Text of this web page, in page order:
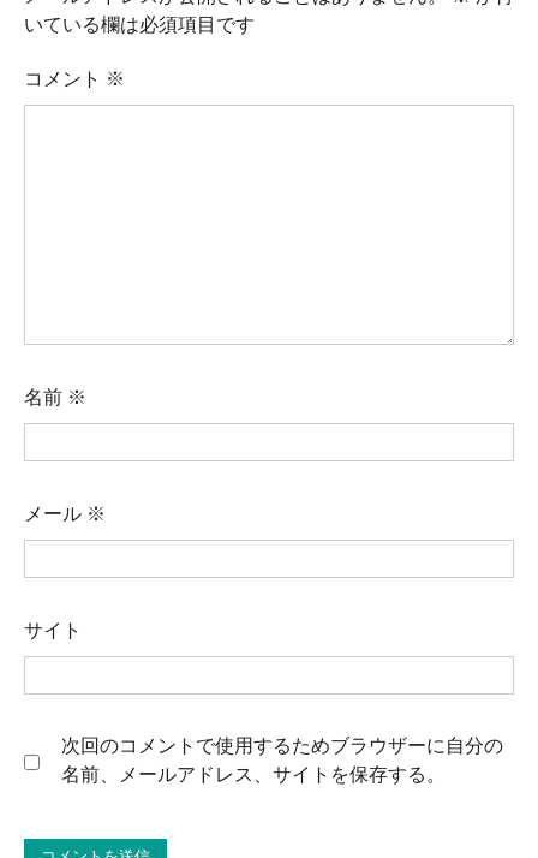
いている欄は必須項目です
コメント ※
名前 ※
メール ※
サイト
次回のコメントで使用するためブラウザーに自分の
名前、メールアドレス、サイトを保存する。